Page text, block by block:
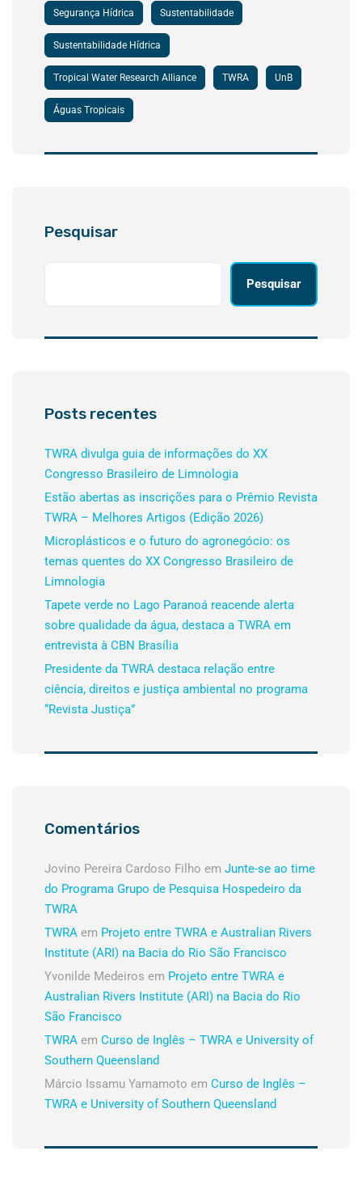
Segurança Hídrica Sustentabilidade
Sustentabilidade Hídrica
Tropical Water Research Alliance TWRA UnB
Águas Tropicais
Pesquisar
Pesquisar
Posts recentes
TWRA divulga guia de informações do XX
Congresso Brasileiro de Limnologia
Estão abertas as inscrições para o Prêmio Revista
TWRA – Melhores Artigos (Edição 2026)
Microplásticos e o futuro do agronegócio: os
temas quentes do XX Congresso Brasileiro de
Limnologia
Tapete verde no Lago Paranoá reacende alerta
sobre qualidade da água, destaca a TWRA em
entrevista à CBN Brasília
Presidente da TWRA destaca relação entre
ciência, direitos e justiça ambiental no programa
“Revista Justiça”
Comentários
Jovino Pereira Cardoso Filho em Junte-se ao time
do Programa Grupo de Pesquisa Hospedeiro da
TWRA
TWRA em Projeto entre TWRA e Australian Rivers
Institute (ARI) na Bacia do Rio São Francisco
Yvonilde Medeiros em Projeto entre TWRA e
Australian Rivers Institute (ARI) na Bacia do Rio
São Francisco
TWRA em Curso de Inglês – TWRA e University of
Southern Queensland
Márcio Issamu Yamamoto em Curso de Inglês –
TWRA e University of Southern Queensland